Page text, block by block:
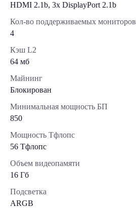
HDMI 2.1b, 3x DisplayPort 2.1b
Кол-во поддерживаемых мониторов
4
Кэш L2
64 мб
Майнинг
Блокирован
Минимальная мощность БП
850
Мощность Тфлопс
56 Тфлопс
Объем видеопамяти
16 Гб
Подсветка
ARGB